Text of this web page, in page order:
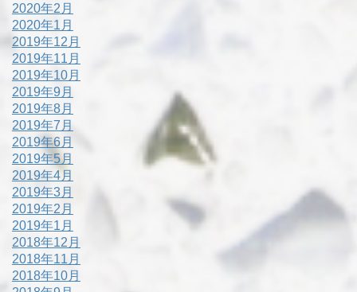
2020年2月
2020年1月
2019年12月
2019年11月
2019年10月
2019年9月
2019年8月
2019年7月
2019年6月
2019年5月
2019年4月
2019年3月
2019年2月
2019年1月
2018年12月
2018年11月
2018年10月